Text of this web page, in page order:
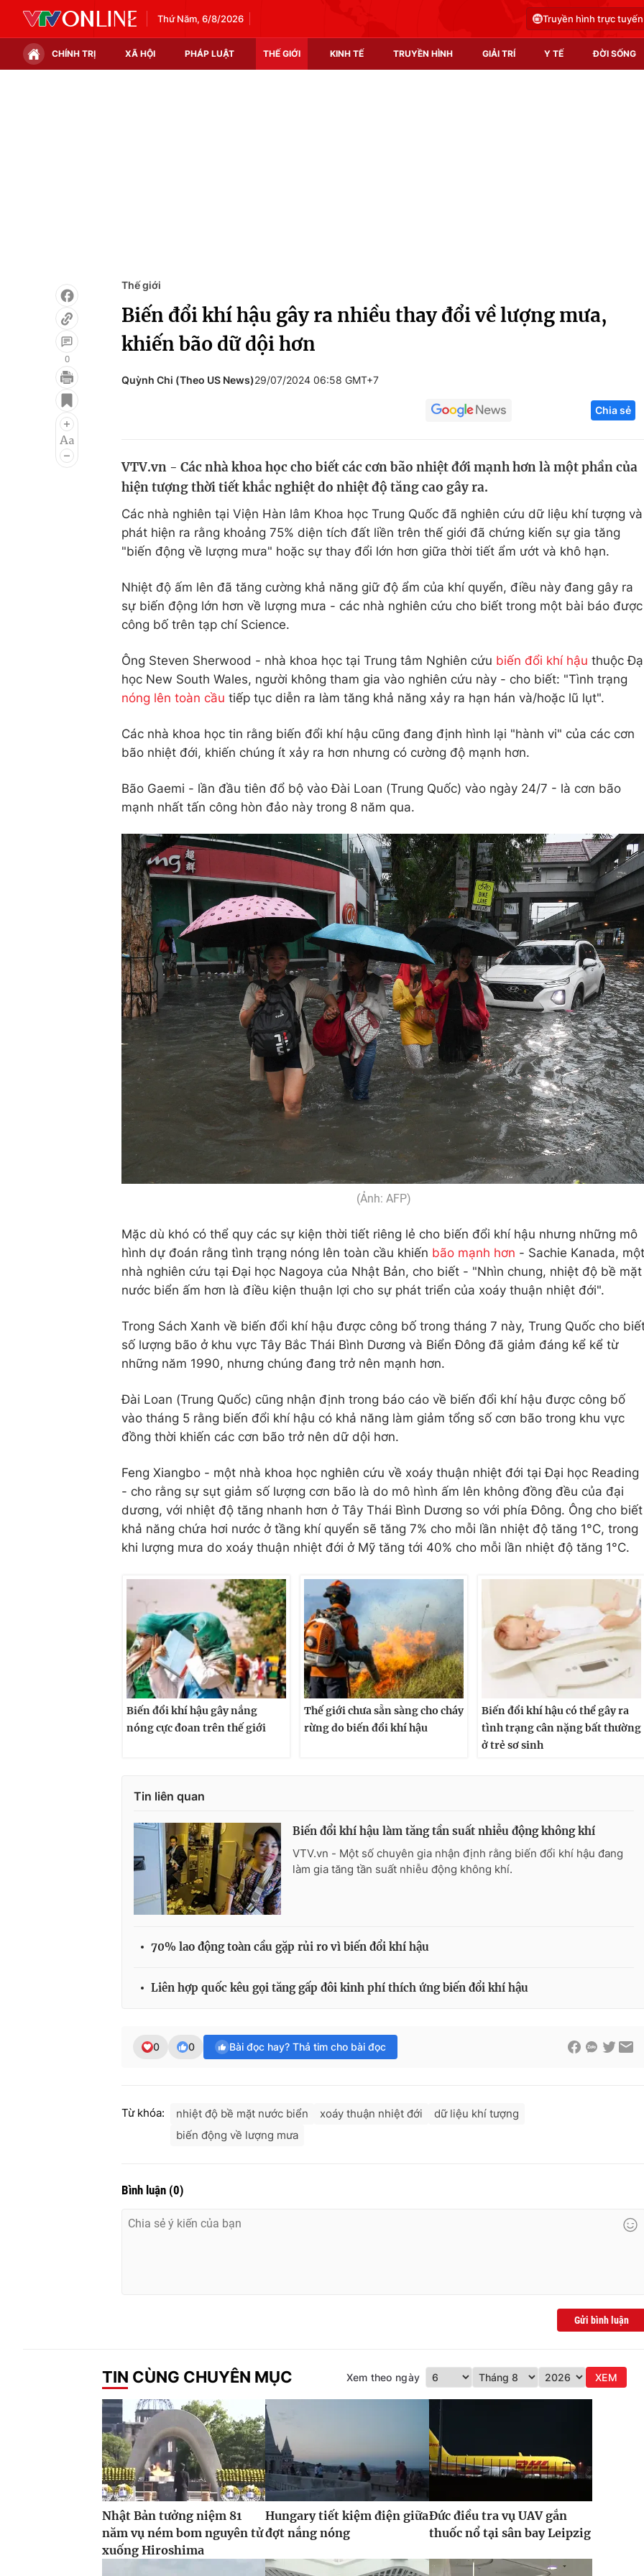
Thứ Năm, 6/8/2026 Truyền hình trực tuyến
CHÍNH TRỊ XÃ HỘI PHÁP LUẬT THẾ GIỚI KINH TẾ TRUYỀN HÌNH GIẢI TRÍ Y TẾ ĐỜI SỐNG
Infographic
Điện ảnh
Âm nhạc
Chất lượng cuộc sống
Tuyển sinh
Hitech Công
Thị trường
0
Thế giới
Biến đổi khí hậu gây ra nhiều thay đổi về lượng mưa,
khiến bão dữ dội hơn
Quỳnh Chi (Theo US News)29/07/2024 06:58 GMT+7
Chia sẻ
VTV.vn - Các nhà khoa học cho biết các cơn bão nhiệt đới mạnh hơn là một phần của
hiện tượng thời tiết khắc nghiệt do nhiệt độ tăng cao gây ra.
Các nhà nghiên tại Viện Hàn lâm Khoa học Trung Quốc đã nghiên cứu dữ liệu khí tượng và
phát hiện ra rằng khoảng 75% diện tích đất liền trên thế giới đã chứng kiến ​​sự gia tăng
"biến động về lượng mưa" hoặc sự thay đổi lớn hơn giữa thời tiết ẩm ướt và khô hạn.
Nhiệt độ ấm lên đã tăng cường khả năng giữ độ ẩm của khí quyển, điều này đang gây ra
sự biến động lớn hơn về lượng mưa - các nhà nghiên cứu cho biết trong một bài báo được
công bố trên tạp chí Science.
Ông Steven Sherwood - nhà khoa học tại Trung tâm Nghiên cứu biến đổi khí hậu thuộc
học New South Wales, người không tham gia vào nghiên cứu này - cho biết: "Tình trạng
nóng lên toàn cầu tiếp tục diễn ra làm tăng khả năng xảy ra hạn hán và/hoặc lũ lụt".
Các nhà khoa học tin rằng biến đổi khí hậu cũng đang định hình lại "hành vi" của các cơn
bão nhiệt đới, khiến chúng ít xảy ra hơn nhưng có cường độ mạnh hơn.
Bão Gaemi - lần đầu tiên đổ bộ vào Đài Loan (Trung Quốc) vào ngày 24/7 - là cơn bão
mạnh nhất tấn công hòn đảo này trong 8 năm qua.
(Ảnh: AFP)
Mặc dù khó có thể quy các sự kiện thời tiết riêng lẻ cho biến đổi khí hậu nhưng những mô
hình dự đoán rằng tình trạng nóng lên toàn cầu khiến bão mạnh hơn - Sachie Kanada, một
nhà nghiên cứu tại Đại học Nagoya của Nhật Bản, cho biết - "Nhìn chung, nhiệt độ bề mặt
nước biển ấm hơn là điều kiện thuận lợi cho sự phát triển của xoáy thuận nhiệt đới".
Trong Sách Xanh về biến đổi khí hậu được công bố trong tháng 7 này, Trung Quốc cho
số lượng bão ở khu vực Tây Bắc Thái Bình Dương và Biển Đông đã giảm đáng kể kể từ
những năm 1990, nhưng chúng đang trở nên mạnh hơn.
Đài Loan (Trung Quốc) cũng nhận định trong báo cáo về biến đổi khí hậu được công bố
vào tháng 5 rằng biến đổi khí hậu có khả năng làm giảm tổng số cơn bão trong khu vực
đồng thời khiến các cơn bão trở nên dữ dội hơn.
Feng Xiangbo - một nhà khoa học nghiên cứu về xoáy thuận nhiệt đới tại Đại học Reading
- cho rằng sự sụt giảm số lượng cơn bão là do mô hình ấm lên không đồng đều của đại
dương, với nhiệt độ tăng nhanh hơn ở Tây Thái Bình Dương so với phía Đông. Ông cho biết
khả năng chứa hơi nước ở tầng khí quyển ​​sẽ tăng 7% cho mỗi lần nhiệt độ tăng 1°C, trong
khi lượng mưa do xoáy thuận nhiệt đới ở Mỹ tăng tới 40% cho mỗi lần nhiệt độ tăng 1°C.
Biến đổi khí hậu gây nắng
nóng cực đoan trên thế giới
Thế giới chưa sẵn sàng cho cháy
rừng do biến đổi khí hậu
Biến đổi khí hậu có thể gây ra
tình trạng cân nặng bất thường
ở trẻ sơ sinh
Tin liên quan
Biến đổi khí hậu làm tăng tần suất nhiễu động không khí
VTV.vn - Một số chuyên gia nhận định rằng biến đổi khí hậu đang
làm gia tăng tần suất nhiễu động không khí.
70% lao động toàn cầu gặp rủi ro vì biến đổi khí hậu
Liên hợp quốc kêu gọi tăng gấp đôi kinh phí thích ứng biến đổi khí hậu
0 0 Bài đọc hay? Thả tim cho bài đọc
Từ khóa: nhiệt độ bề mặt nước biển xoáy thuận nhiệt đới
dữ liệu khí tượng
biến động về lượng mưa
Bình luận (0)
Gửi bình luận
TIN CÙNG CHUYÊN MỤC Xem theo ngày XEM
Nhật Bản tưởng niệm 81
năm vụ ném bom nguyên tử
xuống Hiroshima
Hungary tiết kiệm điện giữa
đợt nắng nóng
Đức điều tra vụ UAV gắn
thuốc nổ tại sân bay Leipzig